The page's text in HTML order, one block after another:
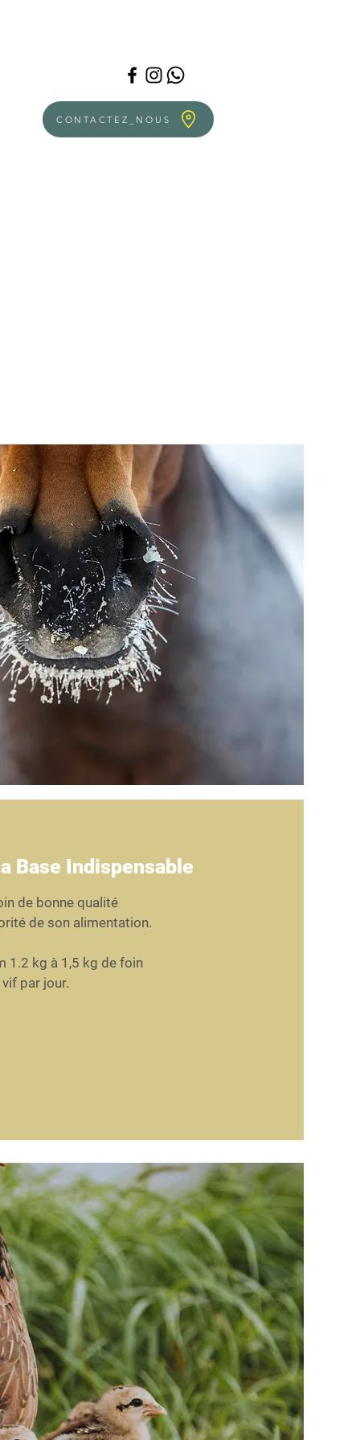
CONTACTEZ_NOUS
Base Indispensable
de bonne qualité
de son alimentation.
1.2 kg à 1,5 kg de foin
par jour.
et fractionné sur la journée, plus la
stimulée et plus l’estomac du cheval
à disposition en libre-service
!